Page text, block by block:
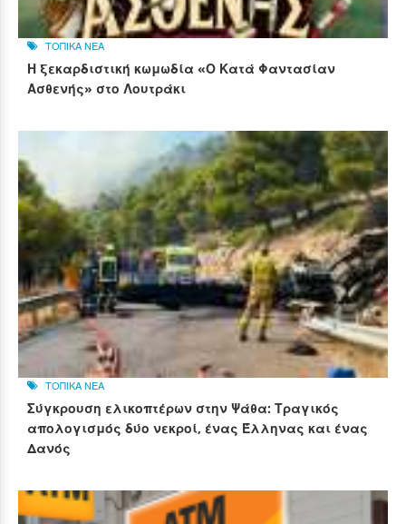
ΤΟΠΙΚΑ ΝΕΑ
Η ξεκαρδιστική κωμωδία «Ο Κατά Φαντασίαν
Ασθενής» στο Λουτράκι
ΤΟΠΙΚΑ ΝΕΑ
Σύγκρουση ελικοπτέρων στην Ψάθα: Τραγικός
απολογισμός δύο νεκροί, ένας Έλληνας και ένας
Δανός